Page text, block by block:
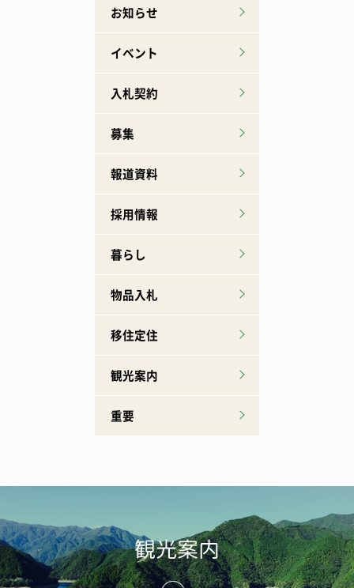
お知らせ
イベント
入札契約
募集
報道資料
採用情報
暮らし
物品入札
移住定住
観光案内
重要
観光案内